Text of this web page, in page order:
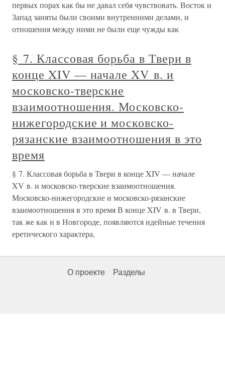
первых порах как бы не давал себя чувствовать. Восток и
Запад заняты были свои­ми внутренними делами, и
отношения между ними не были еще чужды как
§ 7. Классовая борьба в Твери в
конце XIV — начале XV в. и
московско-тверские
взаимоотношения. Московско-
нижегородские и московско-
рязанские взаимоотношения в это
время
§ 7. Классовая борьба в Твери в конце XIV — начале
XV в. и московско-тверские взаимоотношения.
Московско-нижегородские и московско-рязанские
взаимоотношения в это время В конце XIV в. в Твери,
так же как и в Новгороде, появляются идейные течения
еретического характера,
О проекте Разделы